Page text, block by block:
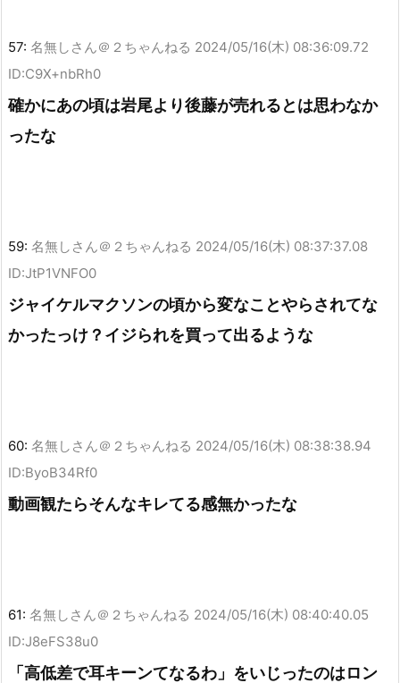
57: 名無しさん＠２ちゃんねる 2024/05/16(木) 08:36:09.72
ID:C9X+nbRh0
確かにあの頃は岩尾より後藤が売れるとは思わなか
ったな
59: 名無しさん＠２ちゃんねる 2024/05/16(木) 08:37:37.08
ID:JtP1VNFO0
ジャイケルマクソンの頃から変なことやらされてな
かったっけ？イジられを買って出るような
60: 名無しさん＠２ちゃんねる 2024/05/16(木) 08:38:38.94
ID:ByoB34Rf0
動画観たらそんなキレてる感無かったな
61: 名無しさん＠２ちゃんねる 2024/05/16(木) 08:40:40.05
ID:J8eFS38u0
「高低差で耳キーンてなるわ」をいじったのはロン